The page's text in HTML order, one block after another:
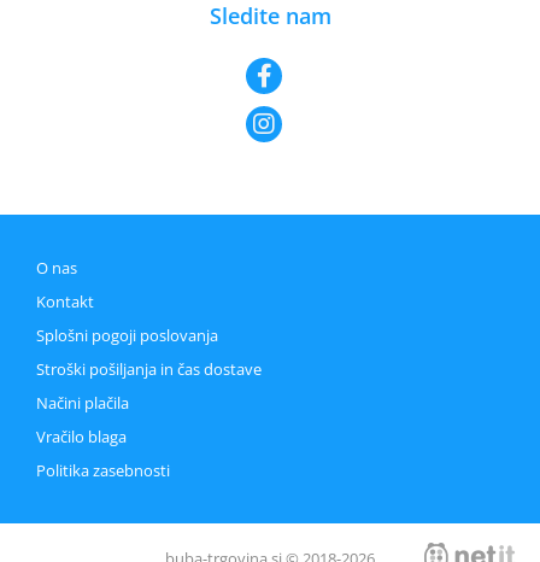
Sledite nam
O nas
Kontakt
Splošni pogoji poslovanja
Stroški pošiljanja in čas dostave
Načini plačila
Vračilo blaga
Politika zasebnosti